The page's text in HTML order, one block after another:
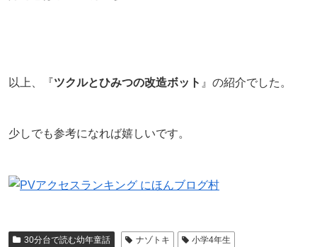
以上、『ツクルとひみつの改造ボット 』の紹介でした。
少しでも参考になれば嬉しいです。
30分台で読む幼年童話 ナゾトキ 小学4年生